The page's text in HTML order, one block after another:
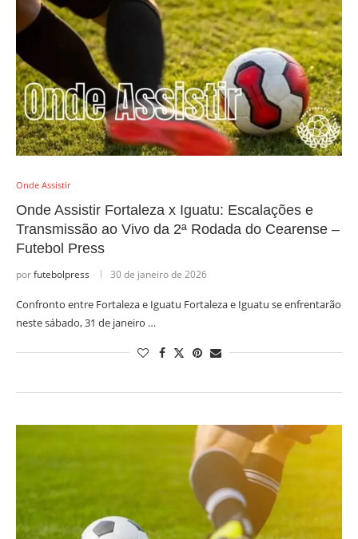
Onde Assistir
Onde Assistir Fortaleza x Iguatu: Escalações e
Transmissão ao Vivo da 2ª Rodada do Cearense –
Futebol Press
porfutebolpress 30 de janeiro de 2026
Confronto entre Fortaleza e Iguatu Fortaleza e Iguatu se enfrentarão
neste sábado, 31 de janeiro …